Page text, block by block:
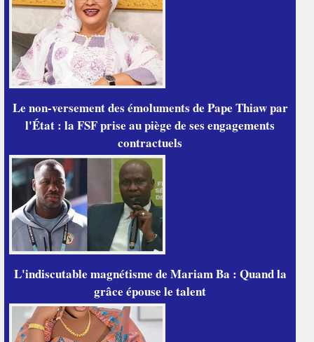
Le non-versement des émoluments de Pape Thiaw par
l'État : la FSF prise au piège de ses engagements
contractuels
L'indiscutable magnétisme de Mariam Ba : Quand la
grâce épouse le talent